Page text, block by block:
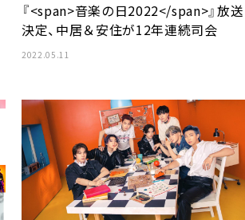
『<span>音楽の日2022</span>』放送
決定、中居＆安住が12年連続司会
2022.05.11